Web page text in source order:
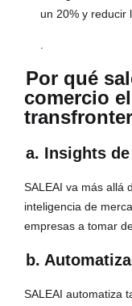
un 20% y reducir
.
Por qué
comercio
a. Insights
SALEAI va más allá
inteligencia de
empresas a tomar
b.
SALEAI automatiza